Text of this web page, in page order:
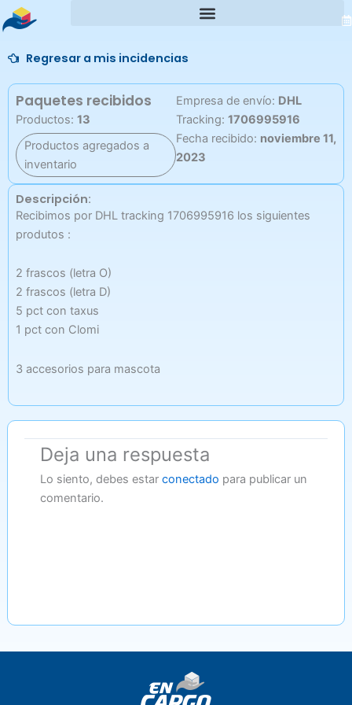
al
Regresar a mis incidencias
Paquetes recibidos
Productos: 13
Productos agregados a
inventario
Empresa de envío: DHL
Tracking: 1706995916
Fecha recibido: noviembre 11,
2023
Descripción:
Recibimos por DHL tracking 1706995916 los siguientes
produtos :
2 frascos (letra O)
2 frascos (letra D)
5 pct con taxus
1 pct con Clomi
3 accesorios para mascota
Deja una respuesta
Lo siento, debes estarconectado para publicar un
comentario.